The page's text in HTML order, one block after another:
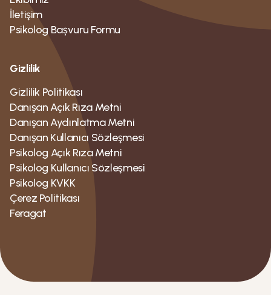
İletişim
Psikolog Bașvuru Formu
Gizlilik
Gizlilik Politikası
Danışan Açık Rıza Metni
Danışan Aydınlatma Metni
Danışan Kullanıcı Sözleşmesi
Psikolog Açık Rıza Metni
Psikolog Kullanıcı Sözleşmesi
Psikolog KVKK
Çerez Politikası
Feragat